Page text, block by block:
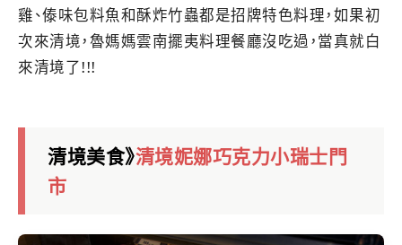
雞、傣味包料魚和酥炸竹蟲都是招牌特色料理，如果初
次來清境，魯媽媽雲南擺夷料理餐廳沒吃過，當真就白
來清境了!!!
清境美食》清境妮娜巧克力小瑞士門
市